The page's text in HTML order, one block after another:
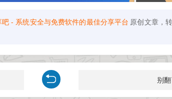
吧 - 系统安全与免费软件的最佳分享平台 原创文章，
别